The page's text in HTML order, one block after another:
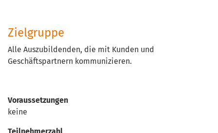
Zielgruppe
Alle Auszubildenden, die mit Kunden und
Geschäftspartnern kommunizieren.
Voraussetzungen
keine